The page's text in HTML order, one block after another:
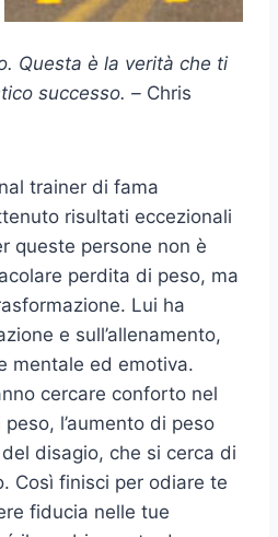
Questa è la verità che ti
successo. – Chris
trainer di fama
risultati eccezionali
queste persone non è
perdita di peso, ma
Lui ha
e sull’allenamento,
mentale ed emotiva.
cercare conforto nel
l’aumento di peso
disagio, che si cerca di
Così finisci per odiare te
fiducia nelle tue